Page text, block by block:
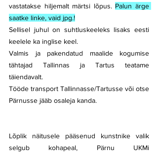
vastatakse hiljemalt märtsi lõpus. Palun ärge
saatke linke, vaid jpg.!
Sellisel juhul on suhtluskeeleks lisaks eesti
keelele ka inglise keel.
Valmis ja pakendatud maalide kogumise
tähtajad Tallinnas ja Tartus teatame
täiendavalt.
Tööde transport Tallinnasse/Tartusse või otse
Pärnusse jääb osaleja kanda.
Lõplik näitusele pääsenud kunstnike valik
selgub kohapeal, Pärnu UKMi